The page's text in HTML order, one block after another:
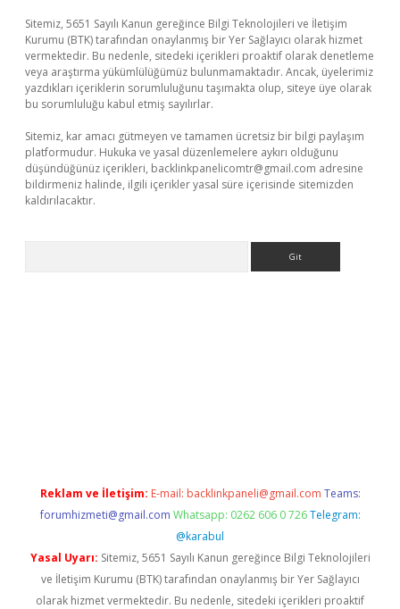
Sitemiz, 5651 Sayılı Kanun gereğince Bilgi Teknolojileri ve İletişim
Kurumu (BTK) tarafından onaylanmış bir Yer Sağlayıcı olarak hizmet
vermektedir. Bu nedenle, sitedeki içerikleri proaktif olarak denetleme
veya araştırma yükümlülüğümüz bulunmamaktadır. Ancak, üyelerimiz
yazdıkları içeriklerin sorumluluğunu taşımakta olup, siteye üye olarak
bu sorumluluğu kabul etmiş sayılırlar.
Sitemiz, kar amacı gütmeyen ve tamamen ücretsiz bir bilgi paylaşım
platformudur. Hukuka ve yasal düzenlemelere aykırı olduğunu
düşündüğünüz içerikleri, backlinkpanelicomtr@gmail.com adresine
bildirmeniz halinde, ilgili içerikler yasal süre içerisinde sitemizden
kaldırılacaktır.
Reklam ve İletişim: E-mail: backlinkpaneli@gmail.com Teams:
forumhizmeti@gmail.com Whatsapp: 0262 606 0 726 Telegram:
@karabul
Yasal Uyarı: Sitemiz, 5651 Sayılı Kanun gereğince Bilgi Teknolojileri
ve İletişim Kurumu (BTK) tarafından onaylanmış bir Yer Sağlayıcı
olarak hizmet vermektedir. Bu nedenle, sitedeki içerikleri proaktif